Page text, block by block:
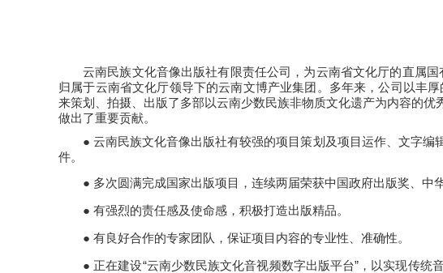
云南民族文化音像出版社有限责任公司，为云南省文化厅的直属
归属于云南省文化厅领导下的云南文博产业集团。多年来，公司以丰
来策划、拍摄、出版了多部以云南少数民族非物质文化遗产为内容的
做出了重要贡献。
● 云南民族文化音像出版社有较强的项目策划及项目运作、文字
件。
● 多次圆满完成国家出版项目，连续两届荣获中国政府出版奖、中
● 有强烈的责任感及使命感，积极打造出版精品。
● 有良好合作的专家团队，保证项目内容的专业性、准确性。
● 正在建设“云南少数民族文化音视频数字出版平台”，以实现传